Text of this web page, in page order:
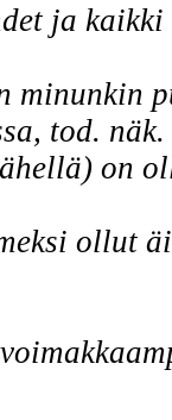
ja
minunkin
tod.
on
ollut